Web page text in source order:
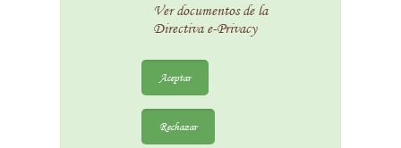
Ver documentos de la
Directiva e-Privacy
Aceptar
Rechazar